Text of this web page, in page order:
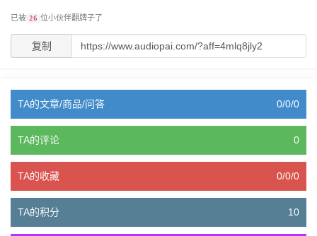
已被 26 位小伙伴翻牌子了
复制
TA的文章/商品/问答 0/0/0
TA的评论 0
TA的收藏 0/0/0
TA的积分 10